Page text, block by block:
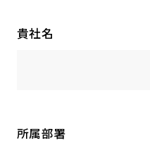
貴社名
所属部署